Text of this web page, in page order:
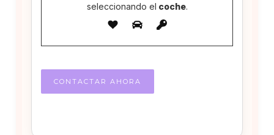
seleccionando el coche.